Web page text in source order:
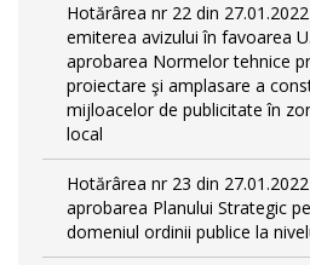
Hotărârea nr 22 din
emiterea avizului în favoarea
aprobarea Normelor tehnice
proiectare şi amplasare a
mijloacelor de publicitate în
local
Hotărârea nr 23 din
aprobarea Planului Strategic
domeniul ordinii publice la